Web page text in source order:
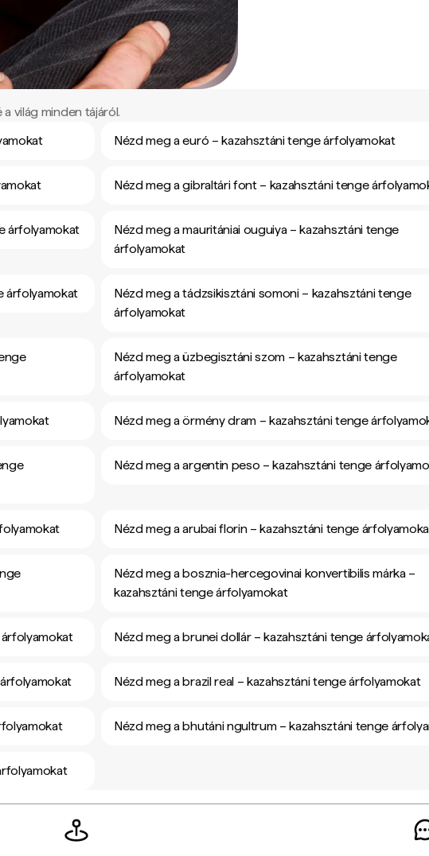
világ minden tájáról.
Nézd meg a euró – kazahsztáni tenge árfolyamokat
Nézd meg a gibraltári font – kazahsztáni tenge
árfolyamokat
Nézd meg a mauritániai ouguiya – kazahsztáni tenge
árfolyamokat
árfolyamokat
Nézd meg a tádzsikisztáni somoni – kazahsztáni tenge
árfolyamokat
Nézd meg a üzbegisztáni szom – kazahsztáni tenge
árfolyamokat
Nézd meg a örmény dram – kazahsztáni tenge
Nézd meg a argentin peso – kazahsztáni tenge
Nézd meg a arubai florin – kazahsztáni tenge
Nézd meg a bosznia-hercegovinai konvertibilis márka –
kazahsztáni tenge árfolyamokat
Nézd meg a brunei dollár – kazahsztáni tenge
Nézd meg a brazil real – kazahsztáni tenge árfolyamokat
Nézd meg a bhutáni ngultrum – kazahsztáni tenge